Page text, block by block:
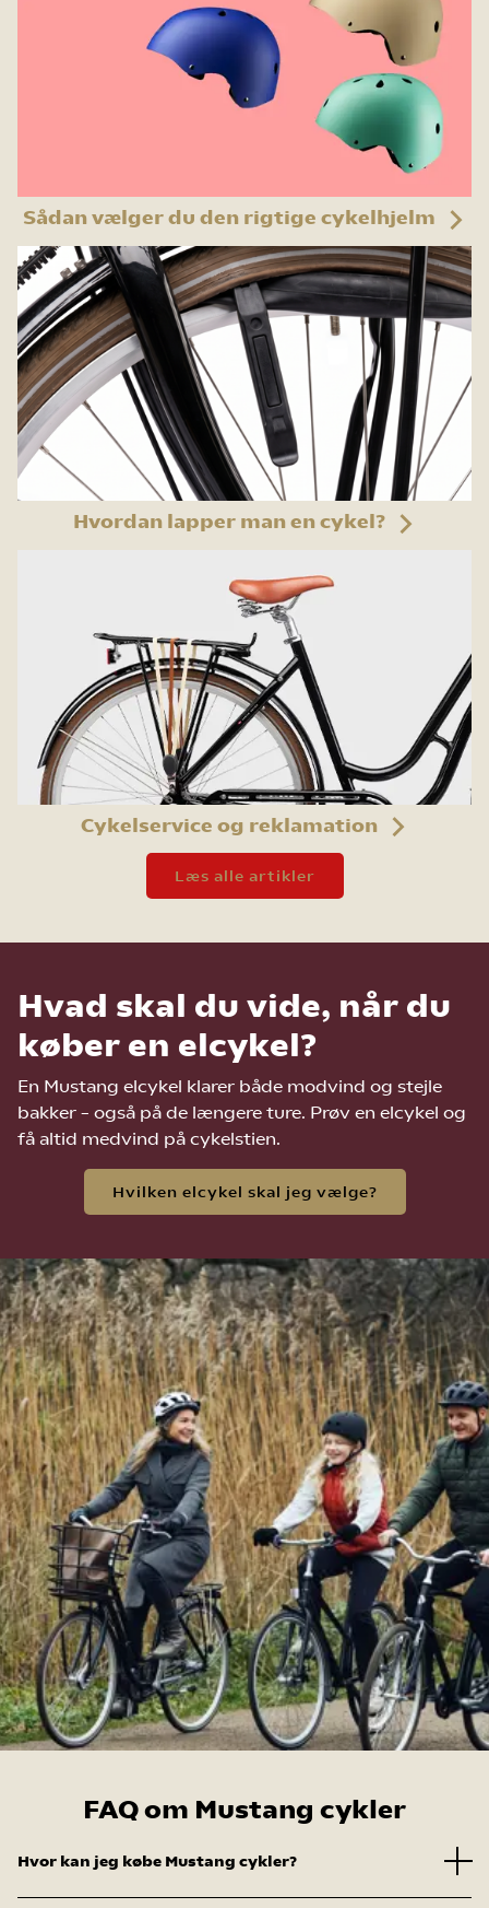
Sådan vælger du den rigtige cykelhjelm
Hvordan lapper man en cykel?
Cykelservice og reklamation
Læs alle artikler
Hvad skal du vide, når du
køber en elcykel?
En Mustang elcykel klarer både modvind og stejle
bakker – også på de længere ture. Prøv en elcykel og
få altid medvind på cykelstien.
Hvilken elcykel skal jeg vælge?
FAQ om Mustang cykler
Hvor kan jeg købe Mustang cykler?